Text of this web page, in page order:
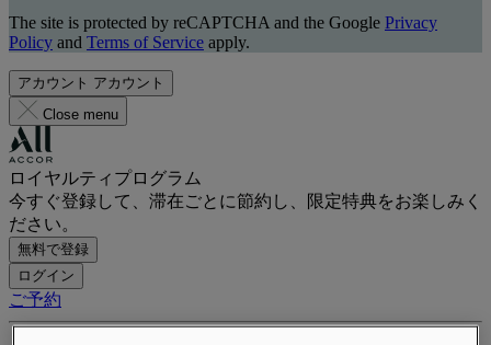
The site is protected by reCAPTCHA and the Google Privacy
Policy and Terms of Service apply.
アカウント アカウント
Close menu
ロイヤルティプログラム
今すぐ登録して、滞在ごとに節約し、限定特典をお楽しみく
ださい。
無料で登録
ログイン
ご予約